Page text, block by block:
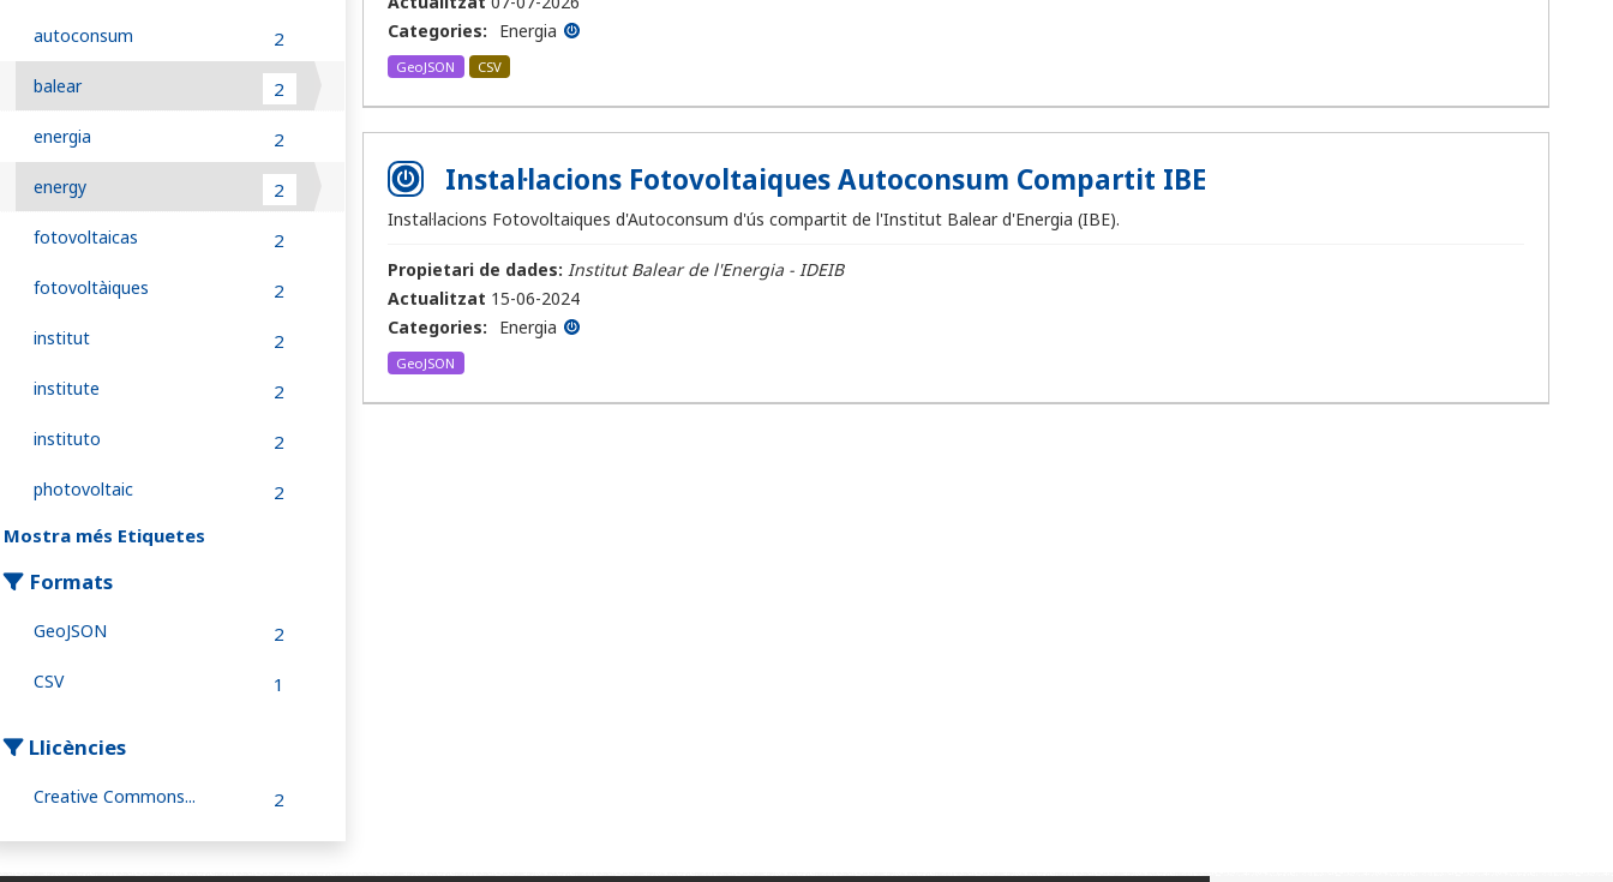
autoconsum 2
balear 2
energia 2
energy 2
fotovoltaicas 2
fotovoltàiques 2
institut 2
institute 2
instituto 2
photovoltaic
2
Mostra més Etiquetes
Formats
GeoJSON 2
CSV 1
Llicències
Creative Commons... 2
Categories:
Energia
GeoJSON CSV
Instal·lacions Fotovoltaiques Autoconsum Compartit IBE
Instal·lacions Fotovoltaiques d'Autoconsum d'ús compartit de l'Institut Balear d'Energia (IBE).
Propietari de dades: Institut Balear de l'Energia - IDEIB
Actualitzat 15-06-2024
Categories:
Energia
GeoJSON